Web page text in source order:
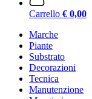
Carrello € 0,00
Marche
Piante
Substrato
Decorazioni
Tecnica
Manutenzione